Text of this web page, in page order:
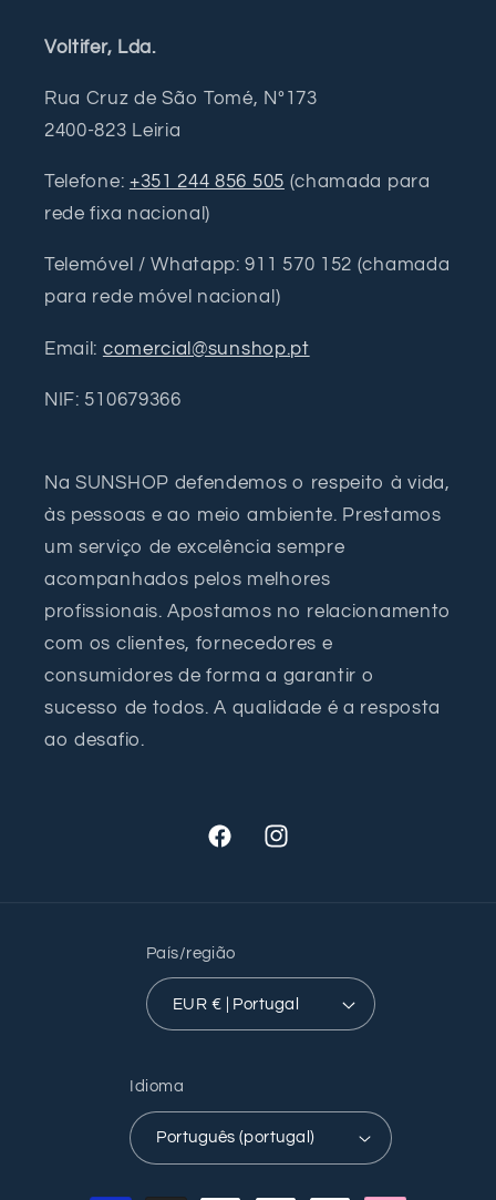
Voltifer, Lda.
Rua Cruz de São Tomé, Nº173
2400-823 Leiria
Telefone: +351 244 856 505 (chamada para
rede fixa nacional)
Telemóvel / Whatapp: 911 570 152 (chamada
para rede móvel nacional)
Email: comercial@sunshop.pt
NIF: 510679366
Na SUNSHOP defendemos o respeito à vida,
às pessoas e ao meio ambiente. Prestamos
um serviço de excelência sempre
acompanhados pelos melhores
profissionais. Apostamos no relacionamento
com os clientes, fornecedores e
consumidores de forma a garantir o
sucesso de todos. A qualidade é a resposta
ao desafio.
FacebookInstagram
País/região
EUR € | Portugal
Idioma
Português (portugal)